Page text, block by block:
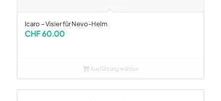
Icaro – Visier für Nevo-Helm
CHF60.00
Ausführung wählen